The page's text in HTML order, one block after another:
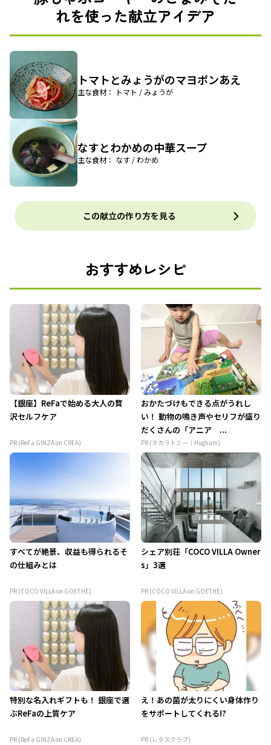
れを使った献立アイデア
トマトとみょうがのマヨポンあえ
主な食材： トマト / みょうが
なすとわかめの中華スープ
主な食材： なす / わかめ
この献立の作り方を見る
おすすめレシピ
【銀座】ReFaで始める大人の贅
沢セルフケア
PR (ReFa GINZA on CREA)
おかたづけもできる点がうれし
い！ 動物の鳴き声やセリフが盛り
だくさんの「アニア ...
PR (タカラトミー｜Hugkum)
すべてが絶景、収益も得られるそ
の仕組みとは
PR (COCO VILLA on GOETHE)
シェア別荘「COCO VILLA Owner
s」3選
PR (COCO VILLA on GOETHE)
特別な名入れギフトも！ 銀座で選
ぶReFaの上質ケア
PR (ReFa GINZA on CREA)
え！あの菌が太りにくい身体作り
をサポートしてくれる!?
PR (レタスクラブ)